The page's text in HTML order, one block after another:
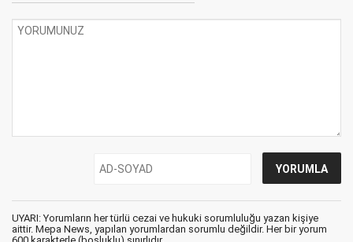
UYARI: Yorumların her türlü cezai ve hukuki sorumluluğu yazan kişiye
aittir. Mepa News, yapılan yorumlardan sorumlu değildir. Her bir yorum